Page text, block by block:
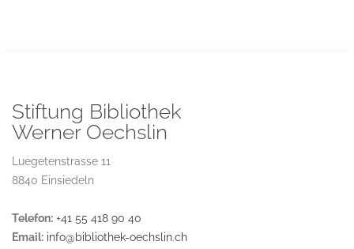
Stiftung Bibliothek
Werner Oechslin
Luegetenstrasse 11
8840 Einsiedeln
Telefon: +41 55 418 90 40
Email: info@bibliothek-oechslin.ch